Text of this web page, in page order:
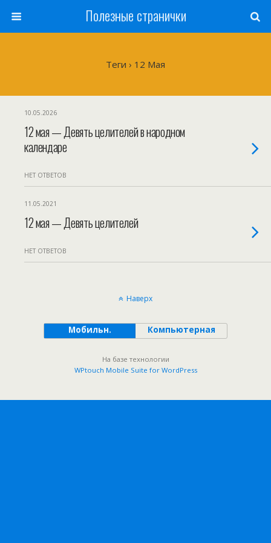
Полезные странички
Теги › 12 Мая
10.05.2026
12 мая — Девять целителей в народном
календаре
НЕТ ОТВЕТОВ
11.05.2021
12 мая — Девять целителей
НЕТ ОТВЕТОВ
Наверх
Мобильн. Компьютерная
На базе технологии
WPtouch Mobile Suite for WordPress